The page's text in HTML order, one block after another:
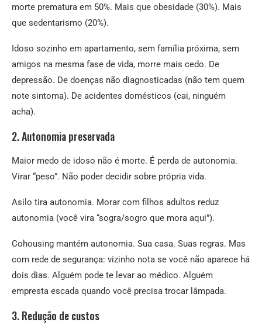
morte prematura em 50%. Mais que obesidade (30%). Mais
que sedentarismo (20%).
Idoso sozinho em apartamento, sem família próxima, sem
amigos na mesma fase de vida, morre mais cedo. De
depressão. De doenças não diagnosticadas (não tem quem
note sintoma). De acidentes domésticos (cai, ninguém
acha).
2. Autonomia preservada
Maior medo de idoso não é morte. É perda de autonomia.
Virar “peso”. Não poder decidir sobre própria vida.
Asilo tira autonomia. Morar com filhos adultos reduz
autonomia (você vira “sogra/sogro que mora aqui”).
Cohousing mantém autonomia. Sua casa. Suas regras. Mas
com rede de segurança: vizinho nota se você não aparece há
dois dias. Alguém pode te levar ao médico. Alguém
empresta escada quando você precisa trocar lâmpada.
3. Redução de custos